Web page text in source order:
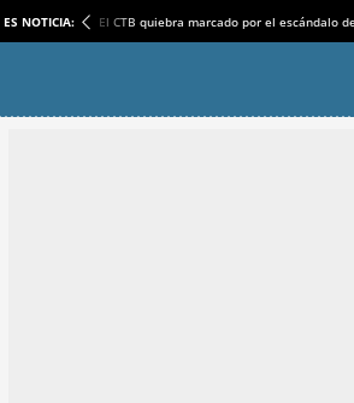
ES NOTICIA: El CTB quiebra marcado por el escándalo